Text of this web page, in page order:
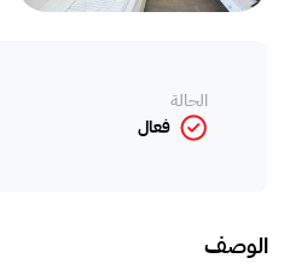
الحالة
فعال
الوصف